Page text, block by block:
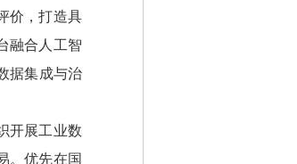
价，打造具
融合人工智
据集成与治
开展工业数
。优先在国